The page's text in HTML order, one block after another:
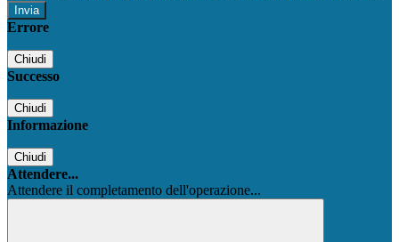
Errore
Chiudi
Successo
Chiudi
Informazione
Chiudi
Attendere...
Attendere il completamento dell'operazione...